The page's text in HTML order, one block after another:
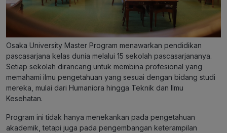
Osaka University Master Program menawarkan pendidikan
pascasarjana kelas dunia melalui 15 sekolah pascasarjananya.
Setiap sekolah dirancang untuk membina profesional yang
memahami ilmu pengetahuan yang sesuai dengan bidang studi
mereka, mulai dari Humaniora hingga Teknik dan Ilmu
Kesehatan.
Program ini tidak hanya menekankan pada pengetahuan
akademik, tetapi juga pada pengembangan keterampilan